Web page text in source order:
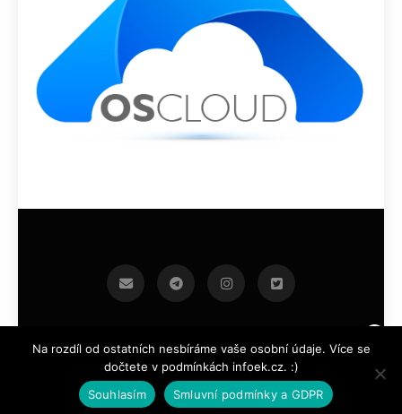
infoek.cz 2026.Developed By BlazeThemes .
Na rozdíl od ostatních nesbíráme vaše osobní údaje. Více se
dočtete v podmínkách infoek.cz. :)
Souhlasím
Smluvní podmínky a GDPR